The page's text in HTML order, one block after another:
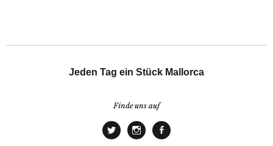
Jeden Tag ein Stück Mallorca
Finde uns auf